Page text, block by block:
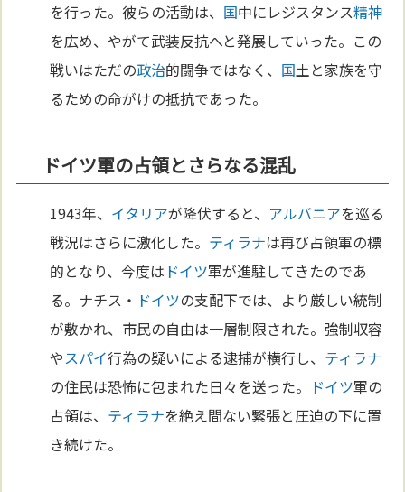
を行った。彼らの活動は、 国中にレジスタンス精神
を広め、やがて武装反抗へと発展していった。この
戦いはただの政治的闘争ではなく、 国土と家族を守
るための命がけの抵抗であった。
ドイツ軍の占領とさらなる混乱
1943年、 イタリアが降伏すると、 アルバニアを巡る
戦況はさらに激化した。 ティラナは再び占領軍の標
的となり、今度は ドイツ軍が進駐してきたのであ
る。ナチス・ ドイツの支配下では、より厳しい統制
が敷かれ、市民の自由は一層制限された。強制収容
やスパイ行為の疑いによる逮捕が横行し、 ティラナ
の住民は恐怖に包まれた日々を送った。 ドイツ軍の
占領は、 ティラナを絶え間ない緊張と圧迫の下に置
き続けた。